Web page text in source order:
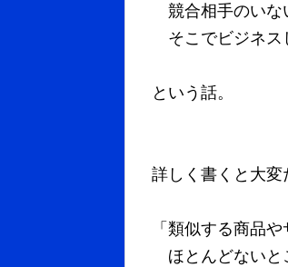
競合相手のいな
そこでビジネス
という話。
詳しく書くと大
「類似する商品
ほとんどないと